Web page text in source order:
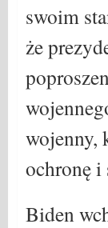
swoim
że
wojenny,
ochronę i
Biden